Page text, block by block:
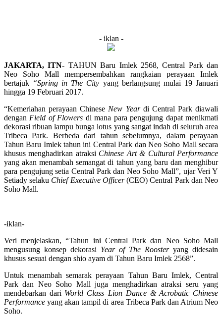
- iklan -
JAKARTA, ITN- TAHUN Baru Imlek 2568, Central Park dan
Neo Soho Mall mempersembahkan rangkaian perayaan Imlek
bertajuk “Spring in The City yang berlangsung mulai 19 Januari
hingga 19 Februari 2017.
“Kemeriahan perayaan Chinese New Year di Central Park diawali
dengan Field of Flowers di mana para pengujung dapat menikmati
dekorasi ribuan lampu bunga lotus yang sangat indah di seluruh area
Tribeca Park. Berbeda dari tahun sebelumnya, dalam perayaan
Tahun Baru Imlek tahun ini Central Park dan Neo Soho Mall secara
khusus menghadirkan atraksi Chinese Art & Cultural Performance
yang akan menambah semangat di tahun yang baru dan menghibur
para pengujung setia Central Park dan Neo Soho Mall”, ujar Veri Y
Setiady selaku Chief Executive Officer(CEO) Central Park dan Neo
Soho Mall.
-iklan-
Veri menjelaskan, “Tahun ini Central Park dan Neo Soho Mall
mengusung konsep dekorasi Year of The Rooster yang didesain
khusus sesuai dengan shio ayam di Tahun Baru Imlek 2568”.
Untuk menambah semarak perayaan Tahun Baru Imlek, Central
Park dan Neo Soho Mall juga menghadirkan atraksi seru yang
mendebarkan dari World Class–Lion Dance & Acrobatic Chinese
Performanceyang akan tampil di area Tribeca Park dan Atrium Neo
Soho.